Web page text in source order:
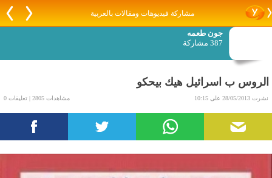
مشاركة فيديوهات ومقالات بالعربية
جون طعمه
387 مشاركة
الروس ب اسرائيل هيك بيحكو
نشرت 28/05/2013 على 10:15 مشاهدات 2805 | تعليقات 0